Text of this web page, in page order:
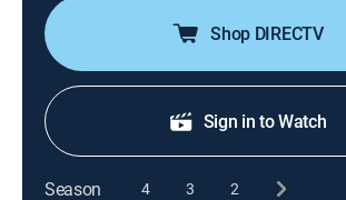
Shop DIRECTV
Sign in to Watch
Season 4 3 2